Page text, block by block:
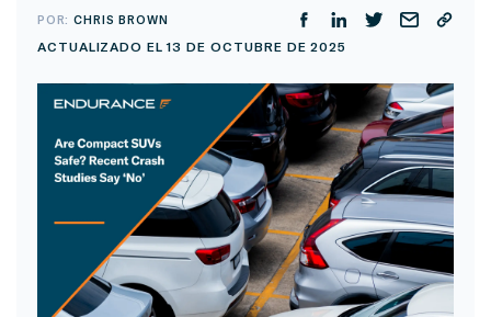
POR:CHRIS BROWN
ACTUALIZADO EL 13 DE OCTUBRE DE 2025